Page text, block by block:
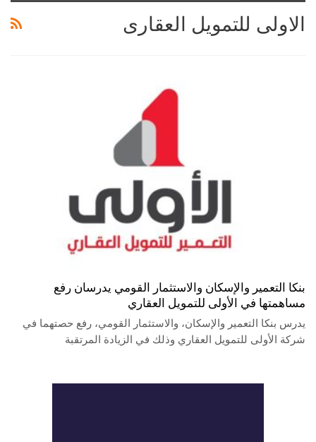
الاولى للتمويل العقارى
بنكا التعمير والإسكان والاستثمار القومي يدرسان رفع
مساهمتها في الأولى للتمويل العقاري
يدرس بنكا التعمير والإسكان، والاستثمار القومي، رفع حصتهما في
شركة الأولى للتمويل العقاري وذلك في الزيادة المرتقبة